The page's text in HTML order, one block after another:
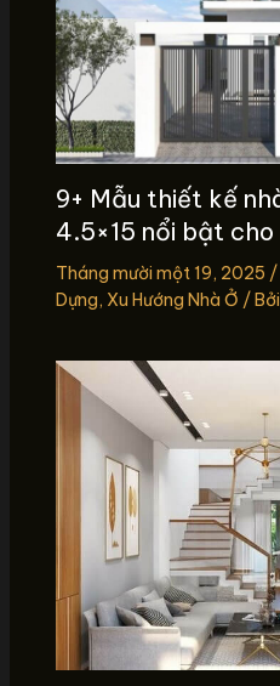
9+ Mẫu thiết kế
4.5×15 nổi bật
Tháng mười một 19, 2025 /
Dựng, Xu Hướng Nhà Ở / Bởi